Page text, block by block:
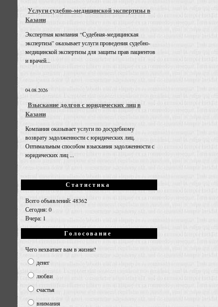
Услуги судебно-медицинской экспертизы в
Казани
Экспертная компания “Судебная-медицинская
экспертиза” оказывает услуги проведения судебно-
медицинской экспертизы для защиты прав пациентов
и врачей...
04.08.2026
Взыскание долгов с юридических лиц в
Казани
Компания оказывает услуги по досудебному
возврату задолженности с юридических лиц.
Оптимальным способом взыскания задолженности с
юридических лиц ...
Статистика
Всего объявлений: 48362
Сегодня: 0
Вчера: 1
Голосование
Чего нехватает вам в жизни?
денег
любви
счастья
внимания